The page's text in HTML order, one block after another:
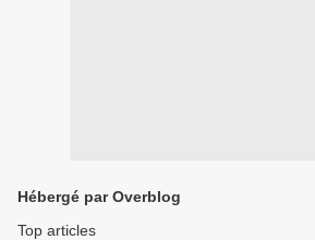
Hébergé par Overblog
Top articles